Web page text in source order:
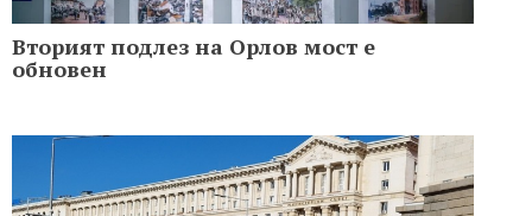
Вторият подлез на Орлов мост е
обновен